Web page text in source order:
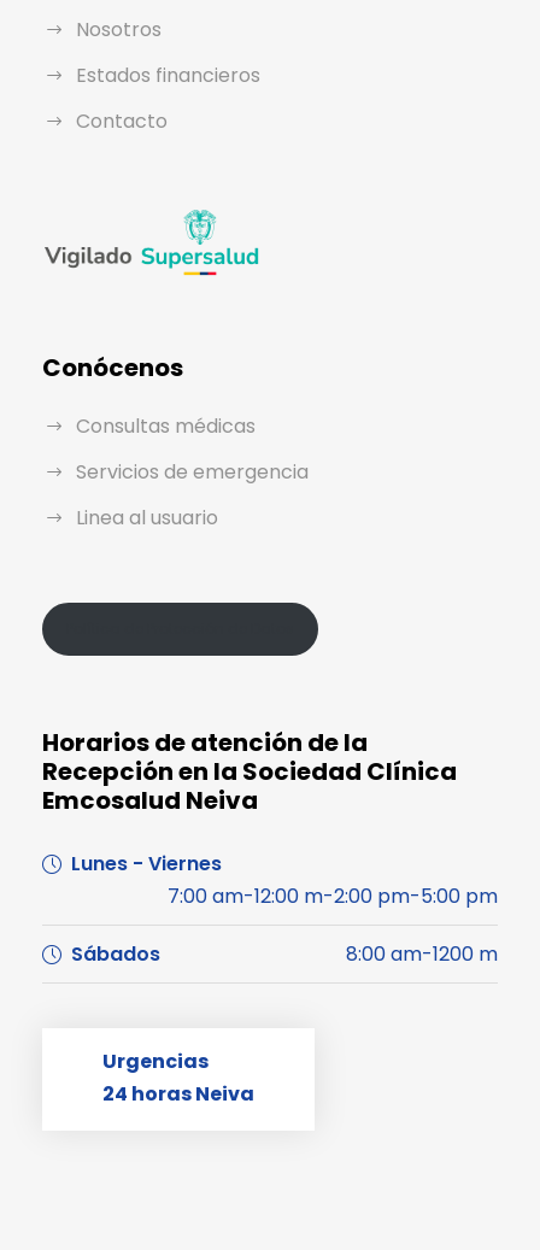
Nosotros
Estados financieros
Contacto
Conócenos
Consultas médicas
Servicios de emergencia
Linea al usuario
Horarios de atención de la
Recepción en la Sociedad Clínica
Emcosalud Neiva
Lunes - Viernes
7:00 am-12:00 m-2:00 pm-5:00 pm
Sábados 8:00 am-1200 m
Urgencias
24 horas Neiva